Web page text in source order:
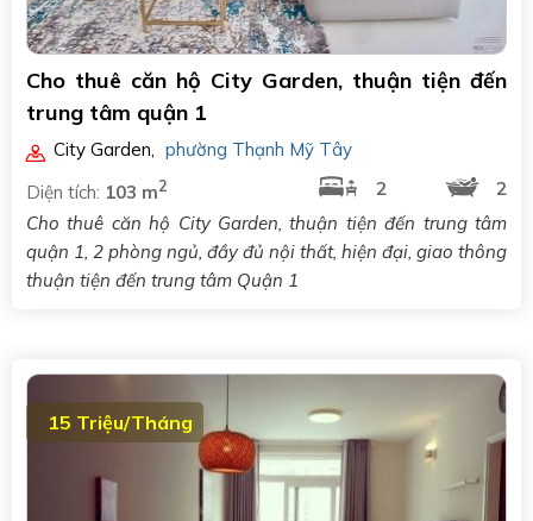
Cho thuê căn hộ City Garden, thuận tiện đến
trung tâm quận 1
City Garden, phường Thạnh Mỹ Tây
Diện tích: 103 m2 2
2
Cho thuê căn hộ City Garden, thuận tiện đến trung tâm
quận 1, 2 phòng ngủ, đầy đủ nội thất, hiện đại, giao thông
thuận tiện đến trung tâm Quận 1
15 Triệu/Tháng